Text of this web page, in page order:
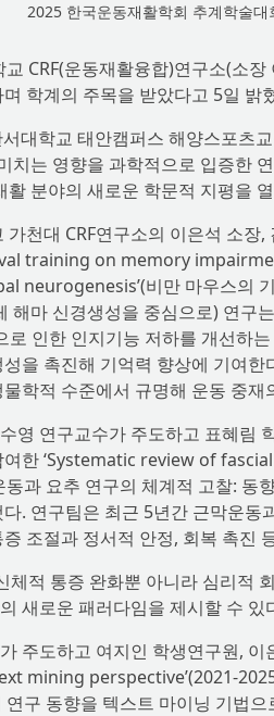
2025 한국운동재활학회 추계학술
교 CRF(운동재활융합)연구소(소
학계의 주목을 받았다고 5일 밝
대학교 태안캠퍼스 해양스포츠
치는 영향을 과학적으로 입증한
분야의 새로운 학문적 지평을
천대 CRF연구소의 이은석 소
training on memory
neurogenesis’(비만 마우스의
해마 신경생성을 중심으로) 연구
인한 인지기능 저하를 개선하
을 촉진해 기억력 향상에 기여
학적 수준에서 규명해 운동 중재
영 연구교수가 주도하고 표혜림
여한 ‘Systematic review of
과 요추 연구의 체계적 고찰: 동
. 연구팀은 최근 5년간 근막운동
조절과 정서적 안정, 회복 촉진
체적 통증 완화뿐 아니라 심리적
새로운 패러다임을 제시할 수 있
주도하고 여지인 학생연구원,
mining perspective’(2021-
연구 동향을 텍스트 마이닝 기법